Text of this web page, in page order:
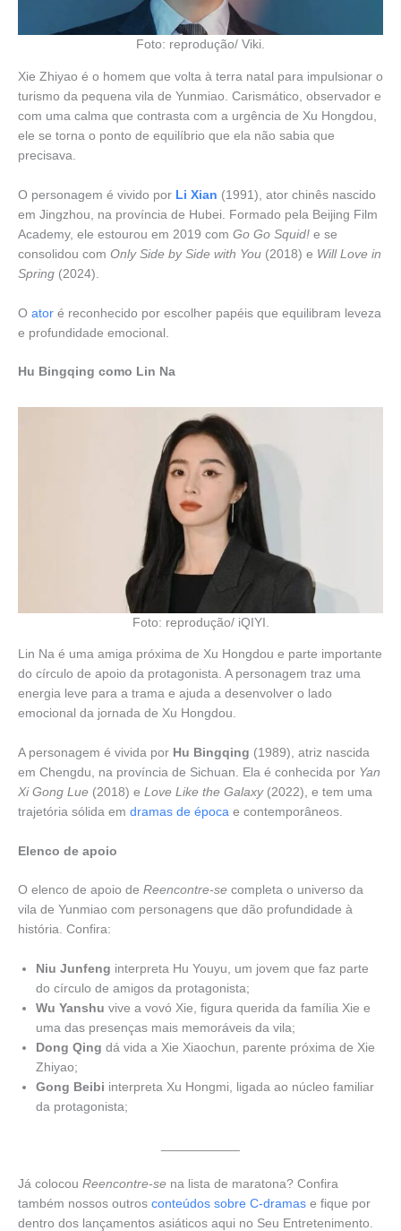
Foto: reprodução/ Viki.
Xie Zhiyao é o homem que volta à terra natal para impulsionar o
turismo da pequena vila de Yunmiao. Carismático, observador e
com uma calma que contrasta com a urgência de Xu Hongdou,
ele se torna o ponto de equilíbrio que ela não sabia que
precisava.
O personagem é vivido por Li Xian (1991), ator chinês nascido
em Jingzhou, na província de Hubei. Formado pela Beijing Film
Academy, ele estourou em 2019 com Go Go Squid! e se
consolidou com Only Side by Side with You (2018) e Will Love in
Spring (2024).
O ator é reconhecido por escolher papéis que equilibram leveza
e profundidade emocional.
Hu Bingqing como Lin Na
Foto: reprodução/ iQIYI.
Lin Na é uma amiga próxima de Xu Hongdou e parte importante
do círculo de apoio da protagonista. A personagem traz uma
energia leve para a trama e ajuda a desenvolver o lado
emocional da jornada de Xu Hongdou.
A personagem é vivida por Hu Bingqing (1989), atriz nascida
em Chengdu, na província de Sichuan. Ela é conhecida por Yan
Xi Gong Lue (2018) e Love Like the Galaxy(2022), e tem uma
trajetória sólida em dramas de época e contemporâneos.
Elenco de apoio
O elenco de apoio de Reencontre-se completa o universo da
vila de Yunmiao com personagens que dão profundidade à
história. Confira:
Niu Junfeng interpreta Hu Youyu, um jovem que faz parte
do círculo de amigos da protagonista;
Wu Yanshu vive a vovó Xie, figura querida da família Xie e
uma das presenças mais memoráveis da vila;
Dong Qing dá vida a Xie Xiaochun, parente próxima de Xie
Zhiyao;
Gong Beibi interpreta Xu Hongmi, ligada ao núcleo familiar
da protagonista;
Já colocou Reencontre-se na lista de maratona? Confira
também nossos outros conteúdos sobre C-dramas e fique por
dentro dos lançamentos asiáticos aqui no Seu Entretenimento.